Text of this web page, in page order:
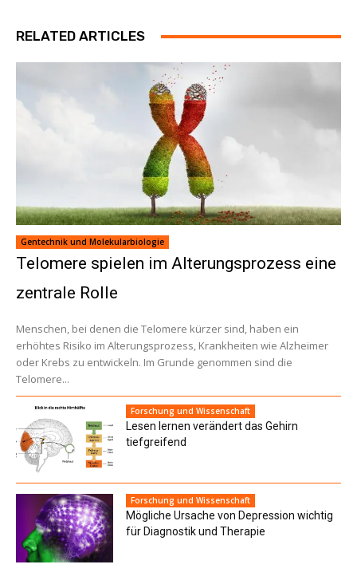
RELATED ARTICLES
Gentechnik und Molekularbiologie
Telomere spielen im Alterungsprozess eine
zentrale Rolle
Menschen, bei denen die Telomere kürzer sind, haben ein
erhöhtes Risiko im Alterungsprozess, Krankheiten wie Alzheimer
oder Krebs zu entwickeln. Im Grunde genommen sind die
Telomere...
Forschung und Wissenschaft
Lesen lernen verändert das Gehirn
tiefgreifend
Forschung und Wissenschaft
Mögliche Ursache von Depression wichtig
für Diagnostik und Therapie